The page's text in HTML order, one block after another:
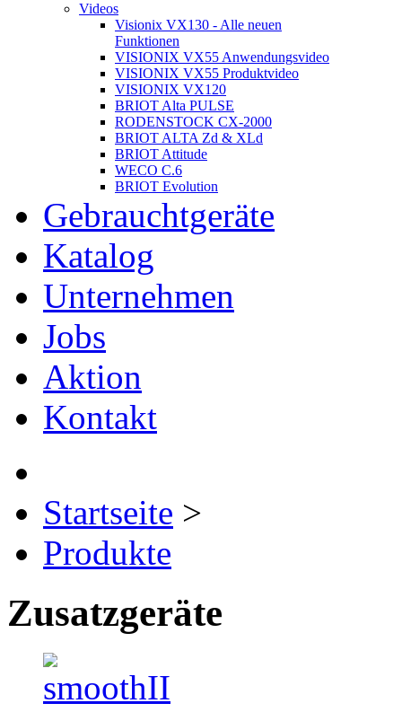
Videos
Visionix VX130 - Alle neuen
Funktionen
VISIONIX VX55 Anwendungsvideo
VISIONIX VX55 Produktvideo
VISIONIX VX120
BRIOT Alta PULSE
RODENSTOCK CX-2000
BRIOT ALTA Zd & XLd
BRIOT Attitude
WECO C.6
BRIOT Evolution
Gebrauchtgeräte
Katalog
Unternehmen
Jobs
Aktion
Kontakt
Startseite >
Produkte
Zusatzgeräte